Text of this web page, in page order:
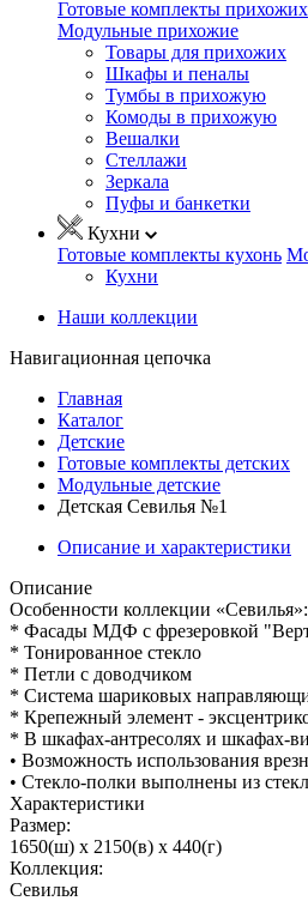
Готовые комплекты прихожих
Модульные прихожие
Товары для прихожих
Шкафы и пеналы
Тумбы в прихожую
Комоды в прихожую
Вешалки
Стеллажи
Зеркала
Пуфы и банкетки
Кухни
Готовые комплекты кухонь
Кухни
Наши коллекции
Навигационная цепочка
Главная
Каталог
Детские
Готовые комплекты детских
Модульные детские
Детская Севилья №1
Описание и характеристики
Описание
Особенности коллекции «Севилья»:
* Фасады МДФ с фрезеровкой
* Тонированное стекло
* Петли с доводчиком
* Система шариковых
* Крепежный элемент -
* В шкафах-антресолях и шкафах-
• Возможность использования
• Стекло-полки выполнены из
Характеристики
Размер:
1650(ш) x 2150(в) x 440(г)
Коллекция:
Севилья